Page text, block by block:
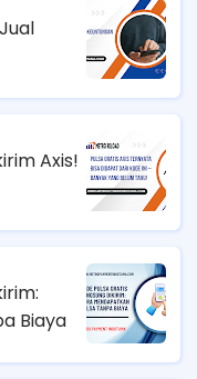
Axis!
Biaya